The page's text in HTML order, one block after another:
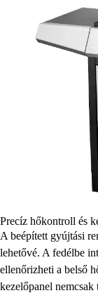
Precíz hőkontroll és
A beépített gyújtási
lehetővé. A fedélbe
ellenőrizheti a belső
kezelőpanel nemcsak